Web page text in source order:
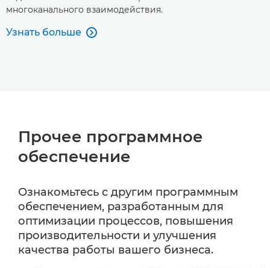
многоканального взаимодействия.
Узнать больше 
Прочее программное
обеспечение
Ознакомьтесь с другим программным
обеспечением, разработанным для
оптимизации процессов, повышения
производительности и улучшения
качества работы вашего бизнеса.